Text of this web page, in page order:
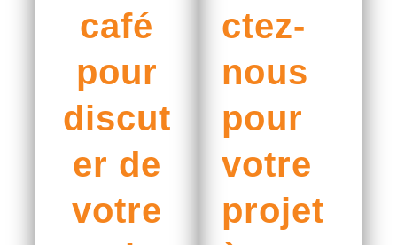
café
pour
discut
er de
votre
ctez-
nous
pour
votre
projet